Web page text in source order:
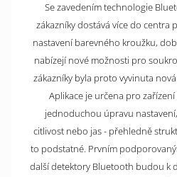
Se zavedením technologie
zákazníky dostává více do centra
nastavení barevného kroužku,
nabízejí nové možnosti pro
zákazníky byla proto vyvinuta
Aplikace je určena pro
jednoduchou úpravu
citlivost nebo jas - přehledně
to podstatné. Prvním
další detektory Bluetooth budou k